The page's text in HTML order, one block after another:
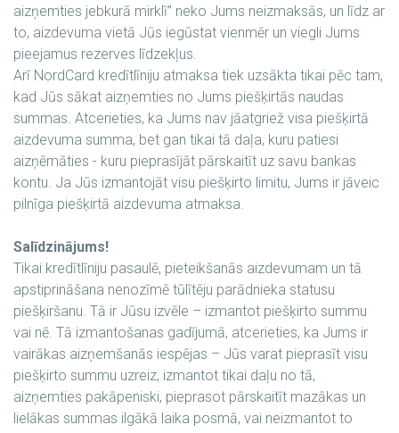
aizņemties jebkurā mirklī” neko Jums neizmaksās, un līdz ar
to, aizdevuma vietā Jūs iegūstat vienmēr un viegli Jums
pieejamus rezerves līdzekļus.
Arī NordCard kredītlīniju atmaksa tiek uzsākta tikai pēc tam,
kad Jūs sākat aizņemties no Jums piešķirtās naudas
summas. Atcerieties, ka Jums nav jāatgriež visa piešķirtā
aizdevuma summa, bet gan tikai tā daļa, kuru patiesi
aizņēmāties - kuru pieprasījāt pārskaitīt uz savu bankas
kontu. Ja Jūs izmantojāt visu piešķirto limitu, Jums ir jāveic
pilnīga piešķirtā aizdevuma atmaksa.
Salīdzinājums!
Tikai kredītlīniju pasaulē, pieteikšanās aizdevumam un tā
apstiprināšana nenozīmē tūlītēju parādnieka statusu
piešķiršanu. Tā ir Jūsu izvēle – izmantot piešķirto summu
vai nē. Tā izmantošanas gadījumā, atcerieties, ka Jums ir
vairākas aizņemšanās iespējas – Jūs varat pieprasīt visu
piešķirto summu uzreiz, izmantot tikai daļu no tā,
aizņemties pakāpeniski, pieprasot pārskaitīt mazākas un
lielākas summas ilgākā laika posmā, vai neizmantot to